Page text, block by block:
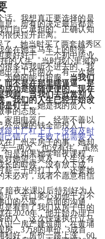
话。我想真正要选择的是
息。所有的决定最后都是
们自己承担的。正确认知
很快拉开距离。
了，她当时买了两套越秀区
坐在她宝马车上的时候，
要好好干。一个初中毕业
的人生。当时我心里挺妒
很多话我听不进去的，我
出去工作两次，有一次她
为她的能力折服。当我们
而不是在那里瞎逼逼。是
成功是随随便便的。现在
我师。当我们去欣赏别人
，我们的人生已经开始改
是钉子。她是我的贵人，
事的态度。
家用电器厂，经营不善以
外贸赚的钱全部投入工
跟工厂杠上了，没有及时
己错了，失败了也需要大
在广州买房子的事，她却
一两次，也没有住。虽然
但是如果她学暗夜课程，
对她望尘莫及，人生没有
长的时候，没有放下成
薪三千的打工人，还要她
未必对，或者不愿意相信
暗夜米课以后特别好为人
坑，苦口婆心劝他千万不
山的公寓。后面的沟通
是看到了我们从房子中的
2020年，他开始办理户
的人，这次快速执行立马
识一房产建筑商，在黄埔
房，3万8的单价, 3成首
利好，房价一路上涨。60